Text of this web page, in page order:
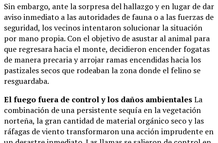
Sin embargo, ante la sorpresa del hallazgo y en lugar de dar
aviso inmediato a las autoridades de fauna o a las fuerzas de
seguridad, los vecinos intentaron solucionar la situación
por mano propia. Con el objetivo de asustar al animal para
que regresara hacia el monte, decidieron encender fogatas
de manera precaria y arrojar ramas encendidas hacia los
pastizales secos que rodeaban la zona donde el felino se
resguardaba.
El fuego fuera de control y los daños ambientalesLa
combinación de una persistente sequía en la vegetación
norteña, la gran cantidad de material orgánico seco y las
ráfagas de viento transformaron una acción imprudente en